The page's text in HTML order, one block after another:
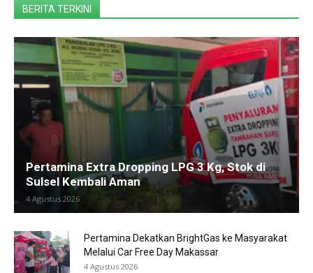
BERITA TERKINI
Pertamina Extra Dropping LPG 3 Kg, Stok di
Sulsel Kembali Aman
4 Agustus 2026
Pertamina Dekatkan BrightGas ke Masyarakat
Melalui Car Free Day Makassar
4 Agustus 2026